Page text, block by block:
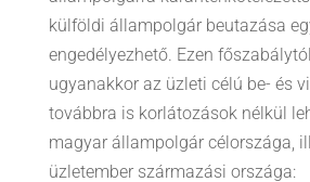
külföldi állampolgár beutazása
engedélyezhető. Ezen
ugyanakkor az üzleti célú be- és
továbbra is korlátozások nélkül
magyar állampolgár célországa,
üzletember származási országa: